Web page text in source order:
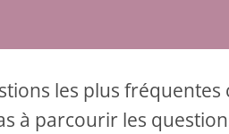
les plus
à parcourir les